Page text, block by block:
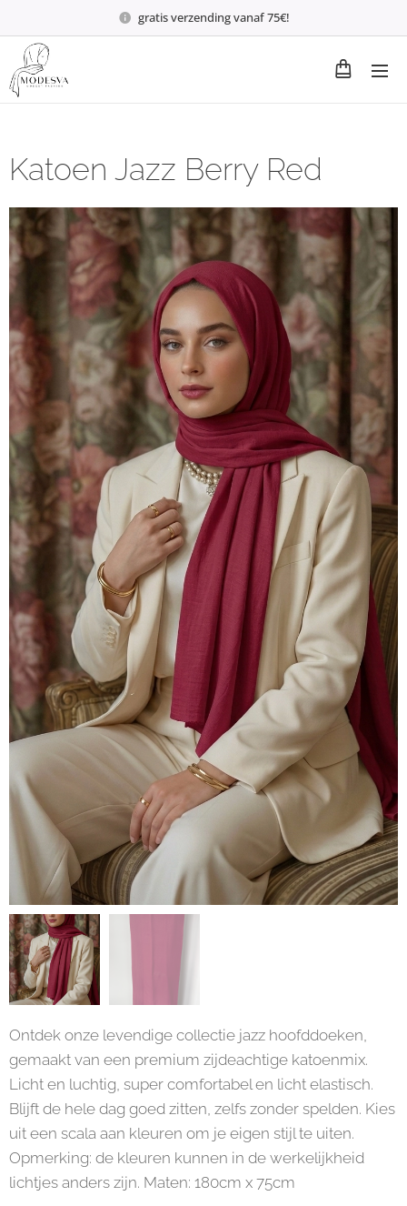
gratis verzending vanaf 75€!
Katoen Jazz Berry Red
Ontdek onze levendige collectie jazz hoofddoeken,
gemaakt van een premium zijdeachtige katoenmix.
Licht en luchtig, super comfortabel en licht elastisch.
Blijft de hele dag goed zitten, zelfs zonder spelden. Kies
uit een scala aan kleuren om je eigen stijl te uiten.
Opmerking: de kleuren kunnen in de werkelijkheid
lichtjes anders zijn. Maten: 180cm x 75cm